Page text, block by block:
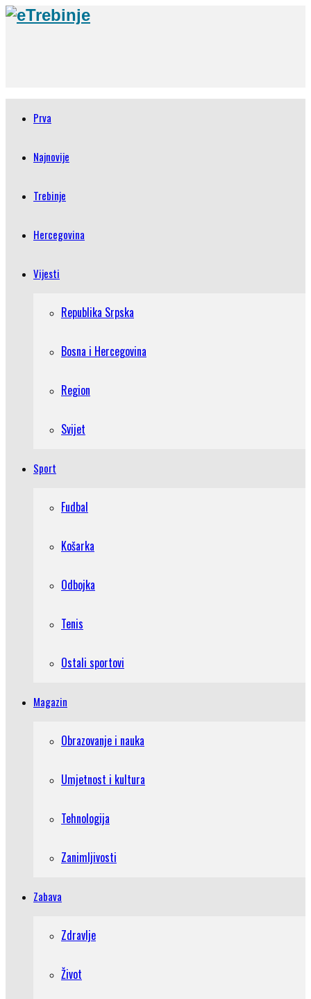
Prva
Najnovije
Trebinje
Hercegovina
Vijesti
Republika Srpska
Bosna i Hercegovina
Region
Svijet
Sport
Fudbal
Košarka
Odbojka
Tenis
Ostali sportovi
Magazin
Obrazovanje i nauka
Umjetnost i kultura
Tehnologija
Zanimljivosti
Zabava
Zdravlje
Život